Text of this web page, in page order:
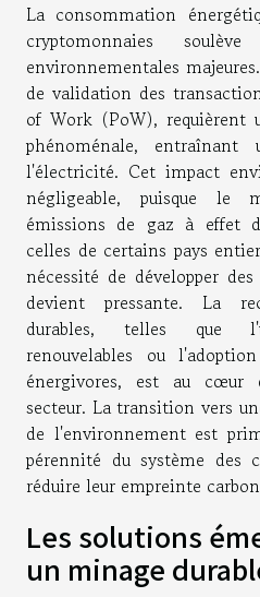
La consommation
cryptomonnaies
environnementales
de validation des
of Work (PoW), requièrent
phénoménale,
l'électricité. Cet impact
négligeable, puisque le
émissions de gaz à effet
celles de certains pays
nécessité de développer
devient pressante. La
durables, telles que
renouvelables ou
énergivores, est au cœur
secteur. La transition vers
de l'environnement est
pérennité du système des
réduire leur empreinte
Les solutions
un minage